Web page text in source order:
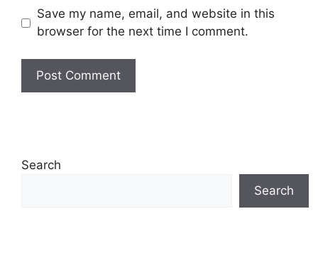
Save my name, email, and website in this
browser for the next time I comment.
Search
Search